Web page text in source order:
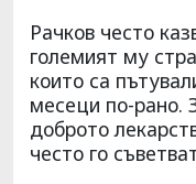
Рачков често
големият му
които са
месеци по-рано.
доброто
често го